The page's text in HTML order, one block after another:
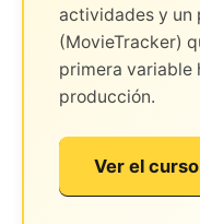
actividades y un
(MovieTracker)
primera variable
producción.
Ver el